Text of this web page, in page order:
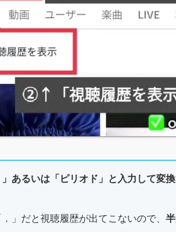
」あるいは「ピリオド」と入力して変換
」だと視聴履歴が出てこないので、 半